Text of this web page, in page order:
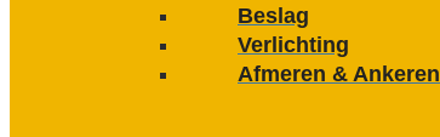
Beslag
Verlichting
Afmeren & Ankeren